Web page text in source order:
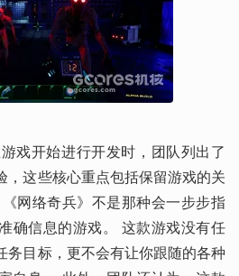
戏开始进行开发时，团队列出了
，这些核心重点包括保留游戏的关
网络奇兵》不是那种会一步步指
确信息的游戏。 这款游戏没有任
务目标，更不会有让你跟随的各种